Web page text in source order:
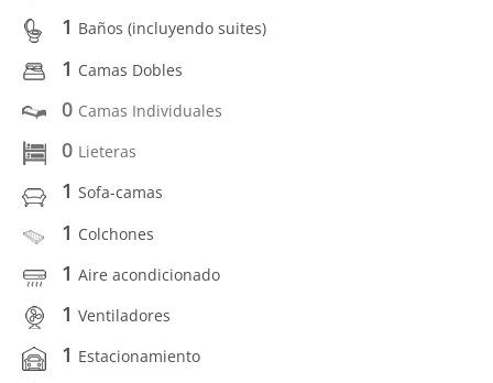
1 Baños (incluyendo suites)
1 Camas Dobles
0 Camas Individuales
0 Lieteras
1 Sofa-camas
1 Colchones
1 Aire acondicionado
1 Ventiladores
1 Estacionamiento